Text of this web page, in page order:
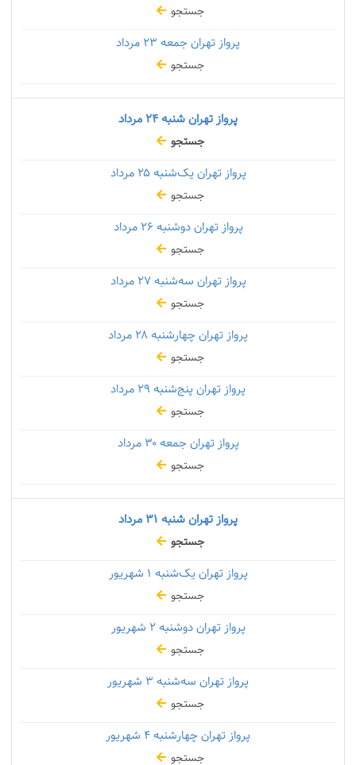
جستجو
پرواز تهران جمعه
جستجو
پرواز تهران شنبه
جستجو
پرواز تهران یک‌شنبه۲۵ مرداد
جستجو
پرواز تهران دوشنبه
جستجو
پرواز تهران سه‌شنبه۲۷ مرداد
جستجو
پرواز تهران چهارشنبه
جستجو
پرواز تهران پنج‌شنبه
جستجو
پرواز تهران جمعه۳۰ مرداد
جستجو
پرواز تهران شنبه
جستجو
پرواز تهران یک‌شنبه
جستجو
پرواز تهران دوشنبه۲ شهریور
جستجو
پرواز تهران سه‌شنبه
جستجو
پرواز تهران چهارشنبه
جستجو